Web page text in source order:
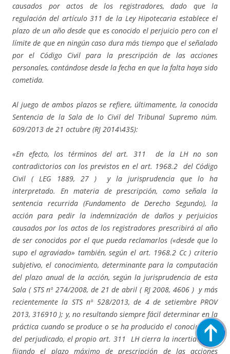
causados por actos de los registradores, dado que la
regulación del artículo 311 de la Ley Hipotecaria establece el
plazo de un año desde que es conocido el perjuicio pero con el
límite de que en ningún caso dura más tiempo que el señalado
por el Código Civil para la prescripción de las acciones
personales, contándose desde la fecha en que la falta haya sido
cometida.
Al juego de ambos plazos se refiere, últimamente, la conocida
Sentencia de la Sala de lo Civil del Tribunal Supremo núm.
609/2013 de 21 octubre (RJ 2014\435):
«En efecto, los términos delart. 311
de la LH no son
contradictorios con los previstos en el art. 1968.2 del Código
Civil ( LEG 1889, 27 )
y la jurisprudencia que lo ha
interpretado. En materia de prescripción, como señala la
sentencia recurrida (Fundamento de Derecho Segundo), la
acción para pedir la indemnización de daños y perjuicios
causados por los actos de los registradores prescribirá al año
de ser conocidos por el que pueda reclamarlos («desde que lo
supo el agraviado» también, según el art. 1968.2 Cc ) criterio
subjetivo, el conocimiento, determinante para la computación
del plazo anual de la acción, según la jurisprudencia de esta
Sala ( STS nº 274/2008, de 21 de abril ( RJ 2008, 4606 ) y más
recientemente la STS nº 528/2013, de 4 de setiembre PROV
2013, 316910 ); y, no resultando siempre fácil determinar en la
práctica cuando se produce o se ha producido el conocimiento
del perjudicado, el propioart. 311
LH cierra la incertidumbre
fijando el plazo máximo de prescripción de las acciones